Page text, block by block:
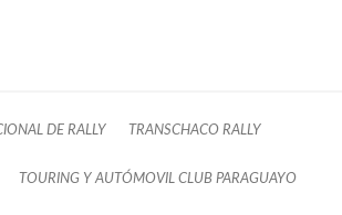
DE RALLY TRANSCHACO RALLY
TOURING Y AUTÓMOVIL CLUB PARAGUAYO